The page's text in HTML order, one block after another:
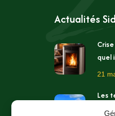
Actualités
quel
21
Les